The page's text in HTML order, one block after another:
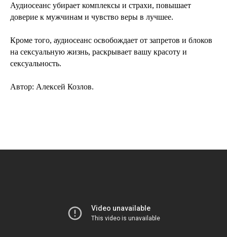
Аудиосеанс убирает комплексы и страхи, повышает
доверие к мужчинам и чувство веры в лучшее.
Кроме того, аудиосеанс освобождает от запретов и блоков
на сексуальную жизнь, раскрывает вашу красоту и
сексуальность.
Автор: Алексей Козлов.